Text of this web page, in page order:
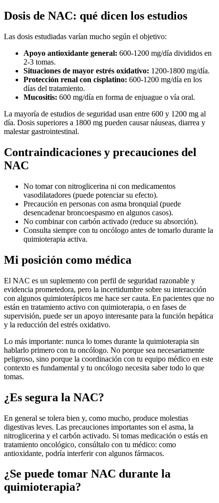
Dosis de NAC: qué dicen los estudios
Las dosis estudiadas varían mucho según el objetivo:
Apoyo antioxidante general: 600-1200 mg/día divididos en
2-3 tomas.
Situaciones de mayor estrés oxidativo: 1200-1800 mg/día.
Protección renal con cisplatino: 600-1200 mg/día en los
días del tratamiento.
Mucositis: 600 mg/día en forma de enjuague o vía oral.
La mayoría de estudios de seguridad usan entre 600 y 1200 mg al
día. Dosis superiores a 1800 mg pueden causar náuseas, diarrea y
malestar gastrointestinal.
Contraindicaciones y precauciones del
NAC
No tomar con nitroglicerina ni con medicamentos
vasodilatadores (puede potenciar su efecto).
Precaución en personas con asma bronquial (puede
desencadenar broncoespasmo en algunos casos).
No combinar con carbón activado (reduce su absorción).
Consulta siempre con tu oncólogo antes de tomarlo durante la
quimioterapia activa.
Mi posición como médica
El NAC es un suplemento con perfil de seguridad razonable y
evidencia prometedora, pero la incertidumbre sobre su interacción
con algunos quimioterápicos me hace ser cauta. En pacientes que no
están en tratamiento activo con quimioterapia, o en fases de
supervisión, puede ser un apoyo interesante para la función hepática
y la reducción del estrés oxidativo.
Lo más importante: nunca lo tomes durante la quimioterapia sin
hablarlo primero con tu oncólogo. No porque sea necesariamente
peligroso, sino porque la coordinación con tu equipo médico en este
contexto es fundamental y tu oncólogo necesita saber todo lo que
tomas.
¿Es segura la NAC?
En general se tolera bien y, como mucho, produce molestias
digestivas leves. Las precauciones importantes son el asma, la
nitroglicerina y el carbón activado. Si tomas medicación o estás en
tratamiento oncológico, consúltalo con tu médico: como
antioxidante, podría interferir con algunos fármacos.
¿Se puede tomar NAC durante la
quimioterapia?